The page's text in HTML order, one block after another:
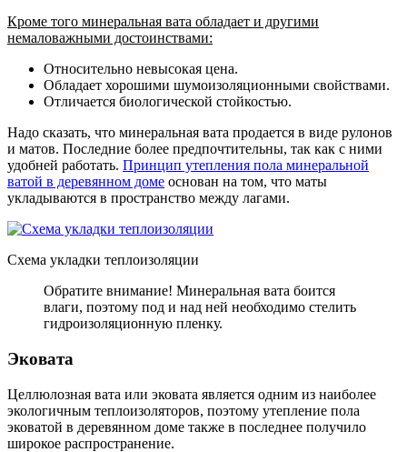
Кроме того минеральная вата обладает и другими
немаловажными достоинствами:
Относительно невысокая цена.
Обладает хорошими шумоизоляционными свойствами.
Отличается биологической стойкостью.
Надо сказать, что минеральная вата продается в виде рулонов
и матов. Последние более предпочтительны, так как с ними
удобней работать. Принцип утепления пола минеральной
ватой в деревянном доме основан на том, что маты
укладываются в пространство между лагами.
Схема укладки теплоизоляции
Обратите внимание! Минеральная вата боится
влаги, поэтому под и над ней необходимо стелить
гидроизоляционную пленку.
Эковата
Целлюлозная вата или эковата является одним из наиболее
экологичным теплоизоляторов, поэтому утепление пола
эковатой в деревянном доме также в последнее получило
широкое распространение.